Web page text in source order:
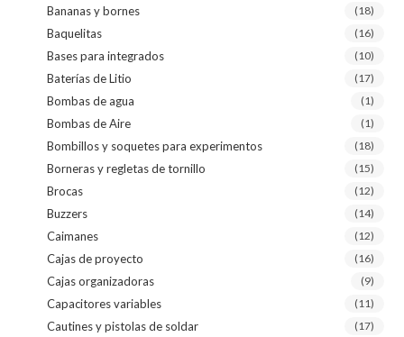
Bananas y bornes (18)
Baquelitas (16)
Bases para integrados (10)
Baterías de Litio (17)
Bombas de agua (1)
Bombas de Aire (1)
Bombillos y soquetes para experimentos (18)
Borneras y regletas de tornillo (15)
Brocas (12)
Buzzers (14)
Caimanes (12)
Cajas de proyecto (16)
Cajas organizadoras (9)
Capacitores variables (11)
Cautines y pistolas de soldar (17)